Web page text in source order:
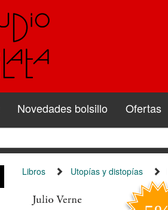
Novedades bolsillo Ofertas
Libros Utopías y distopías